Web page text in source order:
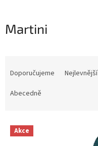
Martini
p
Doporučujeme Nejlevnější
Abecedně
V Akce